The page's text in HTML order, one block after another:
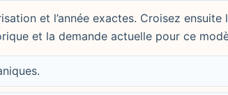
et l’année exactes. Croisez ensuite
et la demande actuelle pour ce